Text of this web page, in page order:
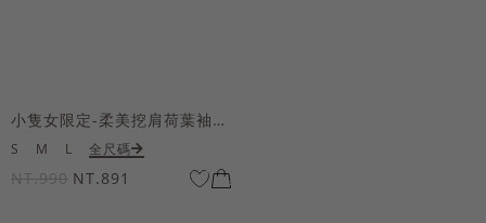
小隻女限定-柔美挖肩荷葉袖魚尾長洋裝
S M L 全尺碼
NT.990 NT.891